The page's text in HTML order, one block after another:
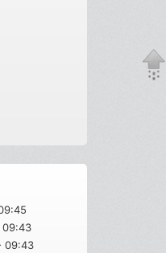
09:43
09:43